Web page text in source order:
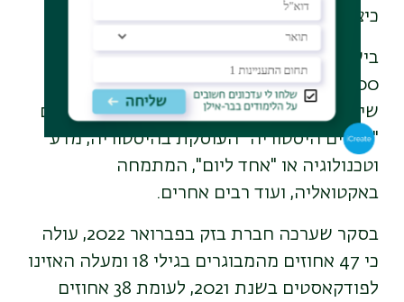
כיצד לעשות זאת.
בישראל החלו להקליט פודקאסטים כבר בשנת
2000 וכיום ישנם בישראל מאות קבוצות
שיוצרות פודקאסטים בעברית. הבולטות שבהם
"עושים היסטוריה" העוסקת בהיסטוריה, מדע
וטכנולוגיה או "אחד ליום", המתמחה
באקטואליה, ועוד רבים אחרים.
בסקר שערכה חברת בזק בפברואר 2022, עולה
כי 47 אחוזים מהמבוגרים בגילי 18 ומעלה האזינו
לפודקאסטים בשנת 2021, לעומת 38 אחוזים